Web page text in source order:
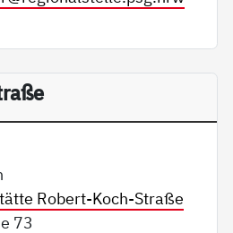
Robert-Koch-Straße
73